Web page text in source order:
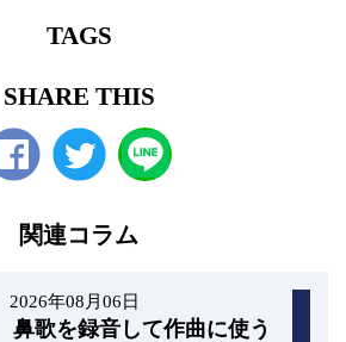
TAGS
SHARE THIS
関連コラム
2026年08月06日
鼻歌を録音して作曲に使う